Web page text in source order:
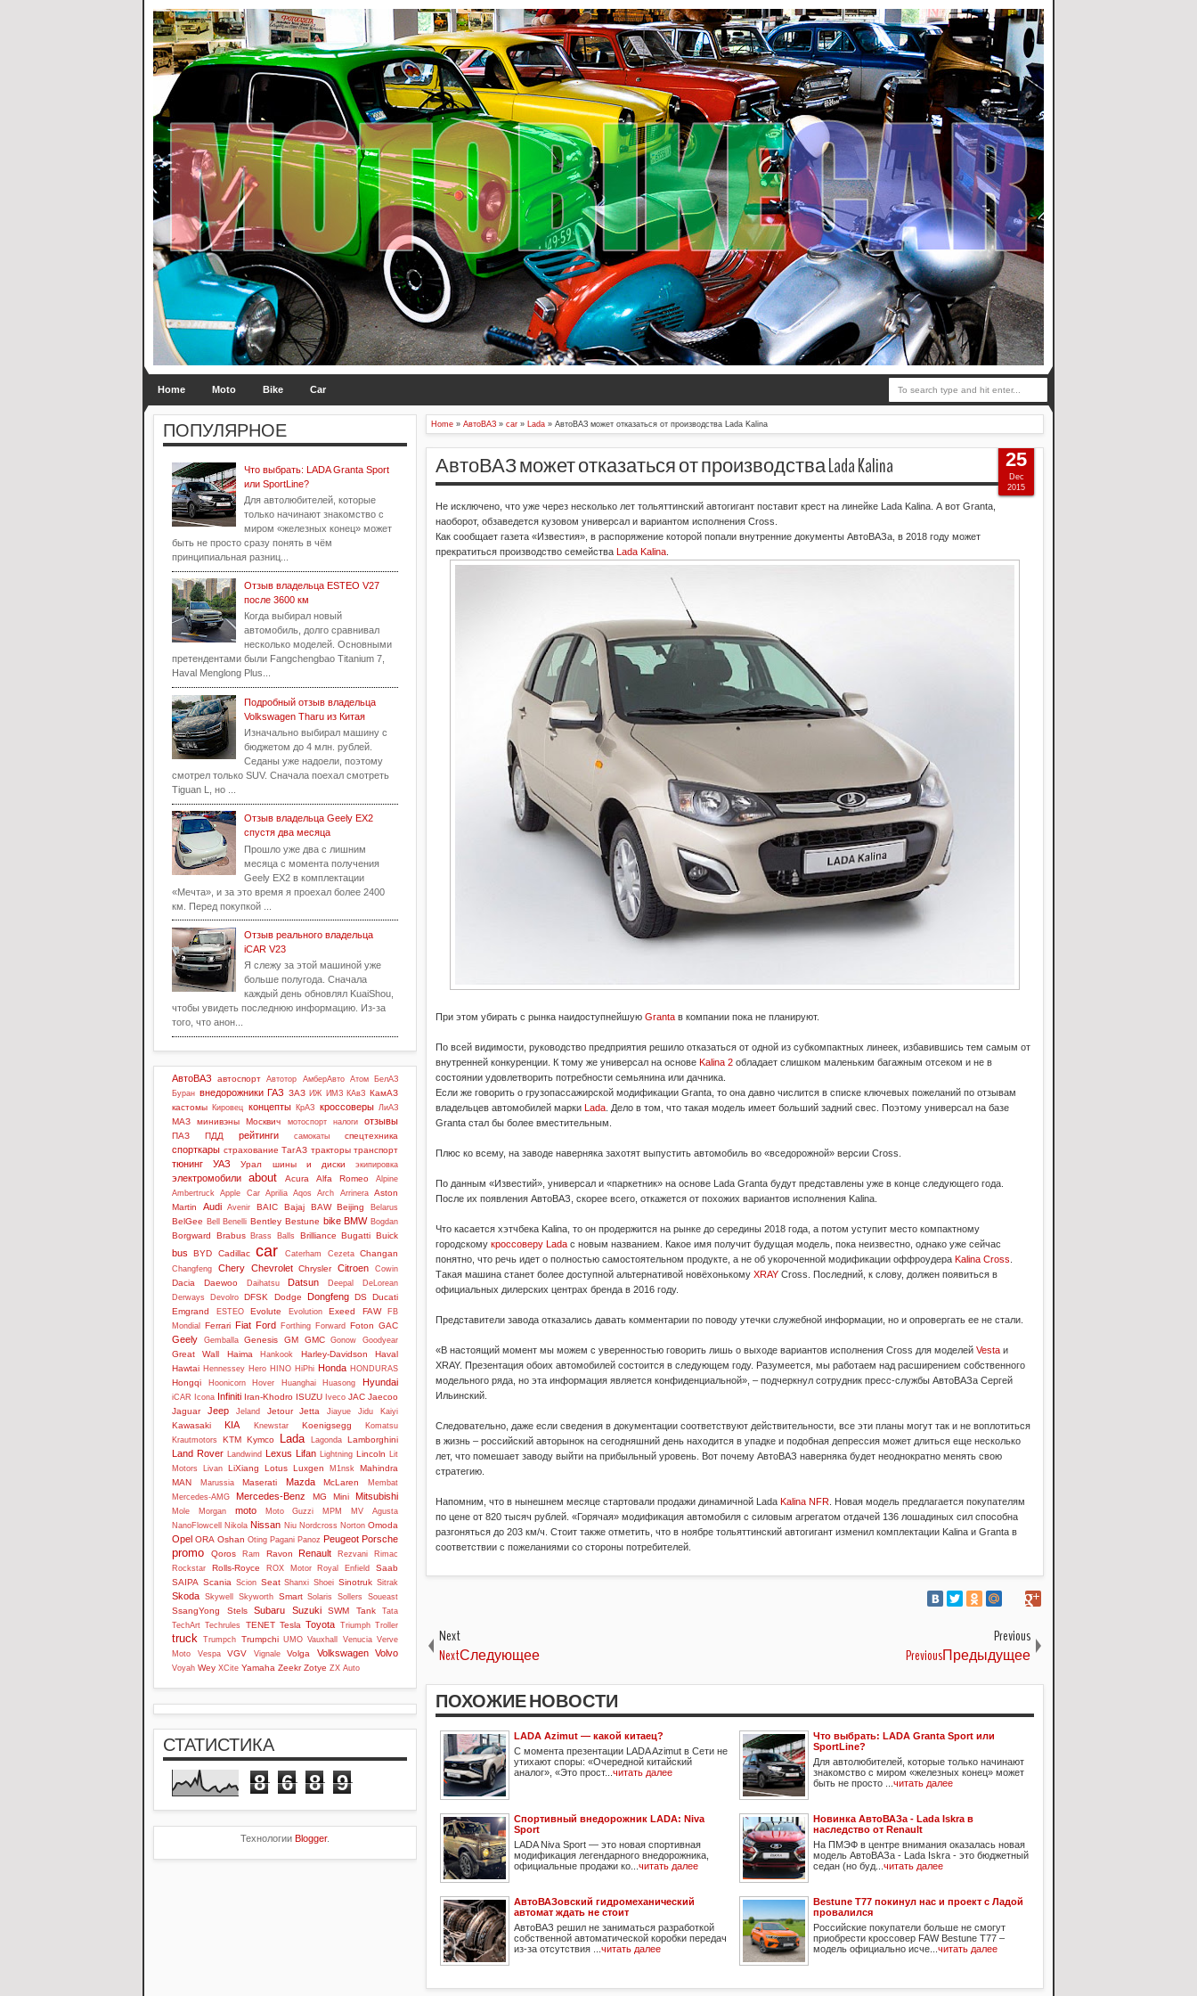
Home Moto Bike Car
Home » АвтоВАЗ » car » Lada » АвтоВАЗ может отказаться от производства Lada Kalina
АвтоВАЗ может отказаться от производства Lada Kalina
Не исключено, что уже через несколько лет тольяттинский автогигант поставит крест на линейке Lada Kalina. А вот Granta,
наоборот, обзаведется кузовом универсал и вариантом исполнения Cross.
Как сообщает газета «Известия», в распоряжение которой попали внутренние документы АвтоВАЗа, в 2018 году может
прекратиться производство семейства Lada Kalina
При этом убирать с рынка наидоступнейшую Granta в компании пока не планируют.
По всей видимости, руководство предприятия решило отказаться от одной из субкомпактных линеек, избавившись тем самым от
внутренней конкуренции. К тому же универсал на основе Kalina 2 обладает слишком маленьким багажным отсеком и не в
состоянии удовлетворить потребности семьянина или дачника.
Если же говорить о грузопассажирской модификации Granta, то она давно числится в списке ключевых пожеланий по отзывам
владельцев автомобилей марки Lada . Дело в том, что такая модель имеет больший задний свес. Поэтому универсал на базе
Granta стал бы более вместительным.
Плюс ко всему, на заводе наверняка захотят выпустить автомобиль во «вседорожной» версии Cross.
По данным «Известий», универсал и «паркетник» на основе Lada Granta будут представлены уже в конце следующего года.
После их появления АвтоВАЗ, скорее всего, откажется от похожих вариантов исполнения Kalina.
Что касается хэтчбека Kalina, то он продержится на рынке до середины 2018 года, а потом уступит место компактному
городскому кроссоверу Lada с новым названием. Какое имя получит будущая модель, пока неизвестно, однако уже сейчас
понятно, что речь идет о полностью самостоятельном продукте, а не об укороченной модификации оффроудера Kalina Cross
Такая машина станет более доступной альтернативой новёхонькому XRAY Cross. Последний, к слову, должен появиться в
официальных дилерских центрах бренда в 2016 году.
Представители завода отказались давать комментарии по поводу утечки служебной информации, но и опровергать ее не стали.
«В настоящий момент мы можем с уверенностью говорить лишь о выходе вариантов исполнения Cross для моделей Vesta и
XRAY. Презентация обоих автомобилей состоится в следующем году. Разумеется, мы работаем над расширением собственного
модельного ряда, но эта информация является конфиденциальной», – подчеркнул сотрудник пресс-службы АвтоВАЗа Сергей
Ильинский.
Следовательно, даже если сведения в документации соответствуют действительности, все эти планы могут так и не воплотиться
в жизнь – российский авторынок на сегодняшний день находится в упадке и подобная депрессия может длиться еще несколько
лет, что помешает заводу выйти на прибыльный уровень. Вот почему АвтоВАЗ наверняка будет неоднократно менять свою
стратегию.
Напомним, что в нынешнем месяце стартовали продажи динамичной Lada Kalina NFR . Новая модель предлагается покупателям
по цене от 820 тысяч рублей. «Горячая» модификация автомобиля с силовым агрегатом отдачей 136 лошадиных сил способна
разгоняться до 203 км/ч. Стоит также отметить, что в ноябре тольяттинский автогигант изменил комплектации Kalina и Granta в
соответствии с пожеланиями со стороны потребителей.
25
Dec
2015
Next
NextСледующее
Previous
PreviousПредыдущее
ПОХОЖИЕ НОВОСТИ
LADA Azimut — какой китаец?
С момента презентации LADA Azimut в Сети не
утихают споры: «Очередной китайский
аналог», «Это прост... читать далее
Что выбрать: LADA Granta Sport или
SportLine?
Для автолюбителей, которые только начинают
знакомство с миром «железных конец» может
быть не просто ... читать далее
Спортивный внедорожник LADA: Niva
Sport
LADA Niva Sport — это новая спортивная
модификация легендарного внедорожника,
официальные продажи ко... читать далее
Новинка АвтоВАЗа - Lada Iskra в
наследство от Renault
На ПМЭФ в центре внимания оказалась новая
модель АвтоВАЗа - Lada Iskra - это бюджетный
седан (но буд... читать далее
АвтоВАЗовский гидромеханический
автомат ждать не стоит
АвтоВАЗ решил не заниматься разработкой
собственной автоматической коробки передач
из-за отсутствия ... читать далее
Bestune T77 покинул нас и проект с Ладой
провалился
Российские покупатели больше не смогут
приобрести кроссовер FAW Bestune T77 –
модель официально исче... читать далее
ПОПУЛЯРНОЕ
Что выбрать: LADA Granta Sport
или SportLine?
Для автолюбителей, которые
только начинают знакомство с
миром «железных конец» может
быть не просто сразу понять в чём
принципиальная разниц...
Отзыв владельца ESTEO V27
после 3600 км
Когда выбирал новый
автомобиль, долго сравнивал
несколько моделей. Основными
претендентами были Fangchengbao Titanium 7,
Haval Menglong Plus...
Подробный отзыв владельца
Volkswagen Tharu из Китая
Изначально выбирал машину с
бюджетом до 4 млн. рублей.
Седаны уже надоели, поэтому
смотрел только SUV. Сначала поехал смотреть
Tiguan L, но ...
Отзыв владельца Geely EX2
спустя два месяца
Прошло уже два с лишним
месяца с момента получения
Geely EX2 в комплектации
«Мечта», и за это время я проехал более 2400
км. Перед покупкой ...
Отзыв реального владельца
iCAR V23
Я слежу за этой машиной уже
больше полугода. Сначала
каждый день обновлял KuaiShou,
чтобы увидеть последнюю информацию. Из-за
того, что анон...
АвтоВАЗ автоспорт Автотор АмберАвто Атом
БелАЗ
Буран внедорожники ГАЗ ЗАЗ ИЖ ИМЗ КАвЗ КамАЗ
кастомы Кировец концепты КрАЗ кроссоверы ЛиАЗ
МАЗ минивэны Москвич мотоспорт налоги отзывы
ПАЗ ПДД рейтинги самокаты спецтехника
спорткары страхование ТагАЗ тракторы транспорт
тюнинг УАЗ Урал шины и диски экипировка
электромобили about Acura Alfa Romeo
Alpine
Ambertruck
Apple Car Aprilia Aqos Arch Arrinera
Aston
Martin
Audi Avenir BAIC Bajaj BAW Beijing Belarus
BelGee Bell Benelli Bentley Bestune bike BMW Bogdan
Borgward Brabus Brass Balls Brilliance Bugatti Buick
bus BYD Cadillac car Caterham Cezeta Changan
Changfeng Chery Chevrolet Chrysler Citroen Cowin
Dacia Daewoo Daihatsu Datsun Deepal
DeLorean
Derways
Devolro DFSK Dodge Dongfeng DS Ducati
Emgrand
ESTEO Evolute Evolution Exeed FAW
FB
Mondial
Ferrari Fiat Ford Forthing Forward Foton GAC
Geely Gemballa Genesis GM GMC Gonow Goodyear
Great Wall Haima Hankook Harley-Davidson
Haval
Hawtai Hennessey Hero HINO HiPhi Honda HONDURAS
Hongqi Hoonicorn Hover Huanghai Huasong Hyundai
iCAR Icona Infiniti Iran-Khodro ISUZU Iveco JAC Jaecoo
Jaguar
Jeep Jeland Jetour Jetta Jiayue Jidu Kaiyi
Kawasaki KIA Knewstar Koenigsegg
Komatsu
Krautmotors KTM Kymco Lada Lagonda Lamborghini
Land Rover Landwind Lexus Lifan Lightning Lincoln Lit
Motors
Livan LiXiang Lotus Luxgen M1nsk Mahindra
MAN
Marussia Maserati Mazda McLaren
Membat
Mercedes-AMG
Mercedes-Benz MG Mini Mitsubishi
Mole Morgan moto Moto Guzzi MPM
MV Agusta
NanoFlowcell
Nikola Nissan Niu Nordcross Norton Omoda
Opel ORA Oshan Oting Pagani Panoz Peugeot Porsche
promo Qoros Ram Ravon Renault Rezvani
Rimac
Rockstar
Rolls-Royce ROX Motor Royal Enfield
Saab
SAIPA Scania Scion Seat Shanxi Shoei Sinotruk Sitrak
Skoda Skywell Skyworth Smart Solaris Sollers Soueast
SsangYong Stels Subaru Suzuki SWM Tank
Tata
TechArt Techrules TENET Tesla Toyota Triumph Troller
truck Trumpch Trumpchi UMO Vauxhall Venucia Verve
Moto
Vespa VGV Vignale Volga Volkswagen Volvo
Voyah Wey XCite Yamaha Zeekr Zotye ZX Auto
СТАТИСТИКА
8
6 8 9
Технологии Blogger.